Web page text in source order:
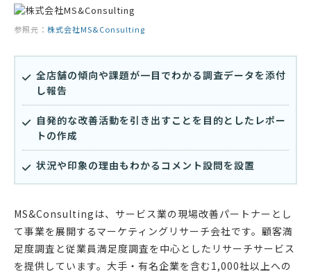
参照元： 株式会社MS&Consulting
全店舗の傾向や課題が一目でわかる調査データを添付
し報告
自発的な改善活動を引き出すことを目的としたレポー
トの作成
状況や印象の理由もわかるコメント設問を設置
MS&Consultingは、サービス業の現場改善パートナーとし
て事業を展開するマーケティングリサーチ会社です。顧客満
足度調査と従業員満足度調査を中心としたリサーチサービス
を提供しています。大手・有名企業を含む1,000社以上への